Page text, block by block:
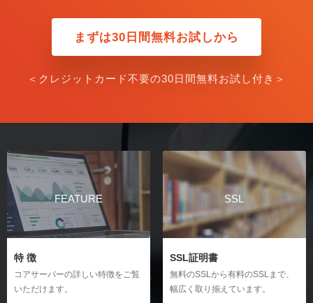
まずは30日間無料お試しから
＜クレジットカード不要の30日間無料お試し付き＞
FEATURE
特 徴
コアサーバーの詳しい特徴をご覧
いただけます。
SSL
SSL証明書
無料のSSLから有料のSSLまで、
幅広く取り揃えています。